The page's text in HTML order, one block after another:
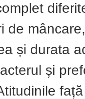
de
și durata
și